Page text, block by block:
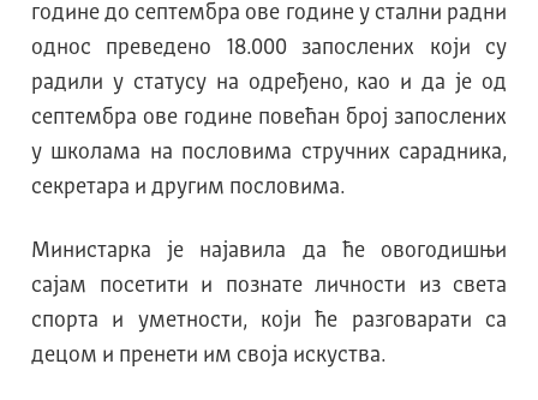
године до септембра ове године у стални радни
однос преведено 18.000 запослених који су
радили у статусу на одређено, као и да је од
септембра ове године повећан број запослених
у школама на пословима стручних сарадника,
секретара и другим пословима.
Министарка је најавила да ће овогодишњи
сајам посетити и познате личности из света
спорта и уметности, који ће разговарати са
децом и пренети им своја искуства.